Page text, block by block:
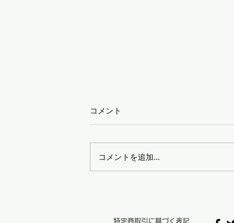
コメント
コメントを追加…
特定商取引に基づく表記